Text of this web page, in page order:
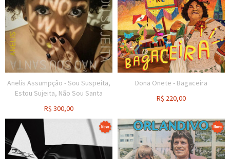
Anelis Assumpção - Sou Suspeita,
Estou Sujeita, Não Sou Santa
R$ 300,00
Dona Onete - Bagaceira
R$ 220,00